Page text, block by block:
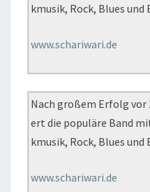
kmusik, Rock, Blues und
www.schariwari.de
Nach großem Erfolg vor
ert die populäre Band
kmusik, Rock, Blues und
www.schariwari.de